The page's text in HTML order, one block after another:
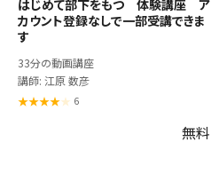
はじめて部下をもつ 体験講座 ア
カウント登録なしで一部受講できま
す
33分の動画講座
講師: 江原 数彦
6
無料